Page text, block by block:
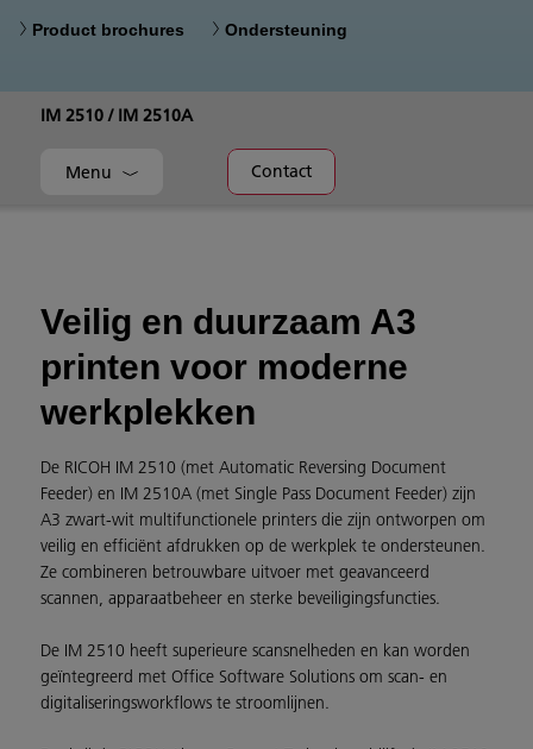
Product brochures Ondersteuning
IM 2510 / IM 2510A
Menu Contact
Veilig en duurzaam A3
printen voor moderne
werkplekken
De RICOH IM 2510 (met Automatic Reversing Document
Feeder) en IM 2510A (met Single Pass Document Feeder) zijn
A3 zwart-wit multifunctionele printers die zijn ontworpen om
veilig en efficiënt afdrukken op de werkplek te ondersteunen.
Ze combineren betrouwbare uitvoer met geavanceerd
scannen, apparaatbeheer en sterke beveiligingsfuncties.
De IM 2510 heeft superieure scansnelheden en kan worden
geïntegreerd met Office Software Solutions om scan- en
digitaliseringsworkflows te stroomlijnen.